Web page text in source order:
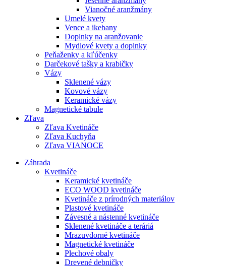
Vianočné aranžmány
Umelé kvety
Vence a ikebany
Doplnky na aranžovanie
Mydlové kvety a doplnky
Peňaženky a kľúčenky
Darčekové tašky a krabičky
Vázy
Sklenené vázy
Kovové vázy
Keramické vázy
Magnetické tabule
Zľava
Zľava Kvetináče
Zľava Kuchyňa
Zľava VIANOCE
Záhrada
Kvetináče
Keramické kvetináče
ECO WOOD kvetináče
Kvetináče z prírodných materiálov
Plastové kvetináče
Závesné a nástenné kvetináče
Sklenené kvetináče a teráriá
Mrazuvdorné kvetináče
Magnetické kvetináče
Plechové obaly
Drevené debničky